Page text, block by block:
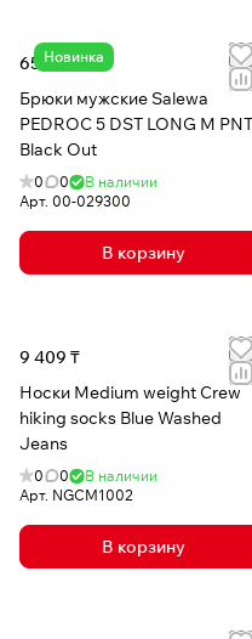
Новинка
65 000 ₸
Брюки мужские Salewa
PEDROC 5 DST LONG M PNT
Black Out
0 0
В наличии
Арт. 00-029300
В корзину
9 409 ₸
Носки Medium weight Crew
hiking socks Blue Washed
Jeans
0 0
В наличии
Арт. NGCM1002
В корзину